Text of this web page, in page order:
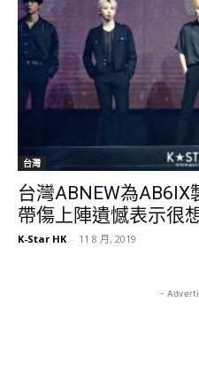
台灣
台灣ABNEW為
帶傷上陣遺憾表示很
K-Star HK - 11 8 月, 2019
-